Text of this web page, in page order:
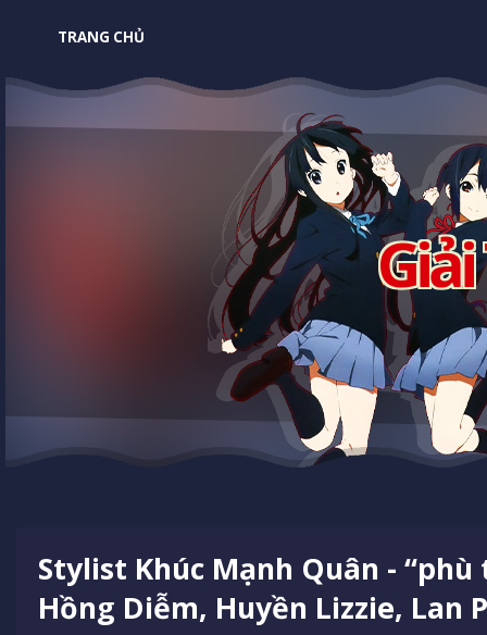
TRANG CHỦ
Stylist Khúc Mạnh Quân -
Hồng Diễm, Huyền Lizzie, Lan